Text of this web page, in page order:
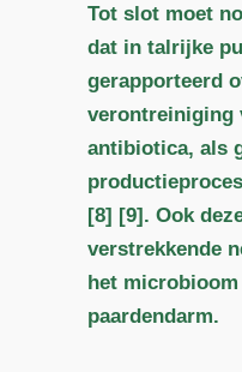
Tot slot moet
dat in talrijke
gerapporteerd
verontreiniging
antibiotica, als
[8] [9]. Ook
verstrekkende
het microbioom
paardendarm.